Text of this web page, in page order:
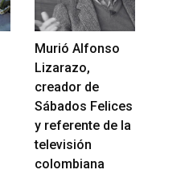
Murió Alfonso
Lizarazo,
creador de
Sábados Felices
y referente de la
televisión
colombiana